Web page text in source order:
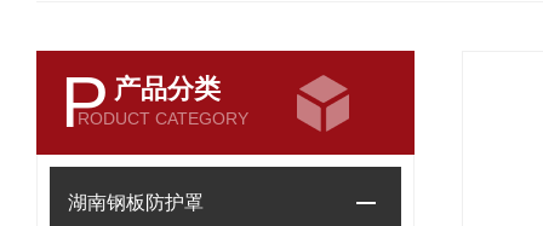
P 产品分类
RODUCT CATEGORY
湖南钢板防护罩